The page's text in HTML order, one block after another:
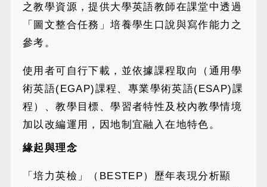
之教學資源，提供大學英語教師在課堂中透過
「圖文整合任務」培養學生口說與寫作能力之
參考。
使用者可自行下載，並依據課程取向（通用學
術英語(EGAP)課程、專業學術英語(ESAP)課
程）、教學目標、學習者特性及校內教學情境
加以改編運用，因地制宜融入在地特色。
緣起與理念
「培力英檢」（BESTEP）歷年表現分析顯